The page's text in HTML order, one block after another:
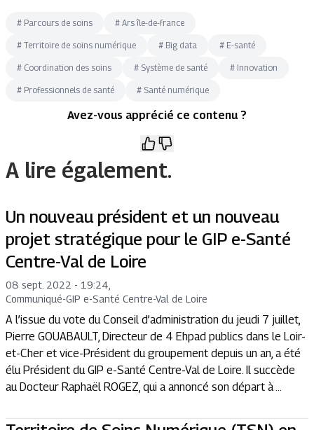
# Parcours de soins # Ars île-de-france
# Territoire de soins numérique # Big data # E-santé
# Coordination des soins # Système de santé # Innovation
# Professionnels de santé # Santé numérique
Avez-vous apprécié ce contenu ?
A lire également.
Un nouveau président et un nouveau
projet stratégique pour le GIP e-Santé
Centre-Val de Loire
08 sept. 2022 - 19:24
Communiqué-GIP e-Santé Centre-Val de Loire
A l’issue du vote du Conseil d’administration du jeudi 7 juillet,
Pierre GOUABAULT, Directeur de 4 Ehpad publics dans le Loir-
et-Cher et vice-Président du groupement depuis un an, a été
élu Président du GIP e-Santé Centre-Val de Loire. Il succède
au Docteur Raphaël ROGEZ, qui a annoncé son départ à ...